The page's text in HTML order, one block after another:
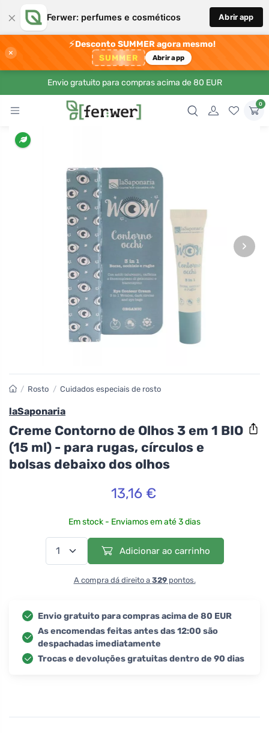
× Ferwer: perfumes e cosméticos Abrir app
×
⚡Desconto SUMMER agora mesmo!
SUMMER Abrir app
Envio gratuito para compras acima de 80 EUR
0
›
/ Rosto / Cuidados especiais de rosto
laSaponaria
Creme Contorno de Olhos 3 em 1 BIO
(15 ml) - para rugas, círculos e
bolsas debaixo dos olhos
13,16 €
Em stock - Enviamos em até 3 dias
Adicionar ao carrinho
A compra dá direito a 329pontos.
Envio gratuito para compras acima de 80 EUR
As encomendas feitas antes das 12:00 são
despachadas imediatamente
Trocas e devoluções gratuitas dentro de 90 dias